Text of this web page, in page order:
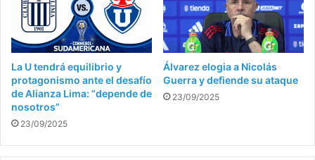
La U tendrá equilibrio y
protagonismo ante el desafío
de Alianza Lima: “depende de
nosotros”
23/09/2025
Álvarez elogia a Nicolás
Guerra y defiende su ataque
23/09/2025